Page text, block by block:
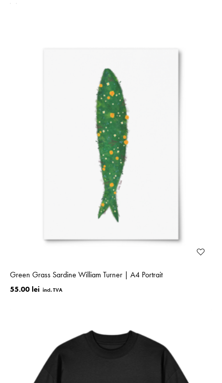
Green Grass Sardine William Turner | A4 Portrait
55.00 lei